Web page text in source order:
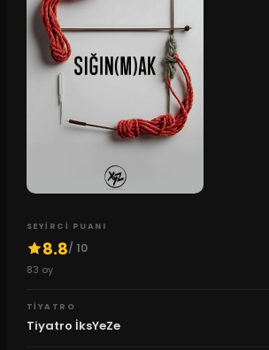
SEYIRCI PUANI
8.8/ 10
83 oy
TIYATRO
Tiyatro İksYeZe